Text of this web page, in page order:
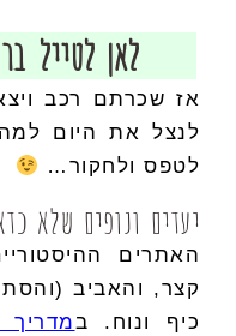
לאן לטייל
אז שכרתם רכב
לנצל את היום
לטפס ולחקור…
יעדים ונופים שלא
האתרים
קצר, והאביב
כיף ונוח. ב